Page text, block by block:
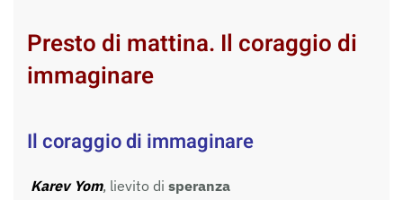
Presto di mattina. Il coraggio di
immaginare
Il coraggio di immaginare
Karev Yom, lievito di speranza